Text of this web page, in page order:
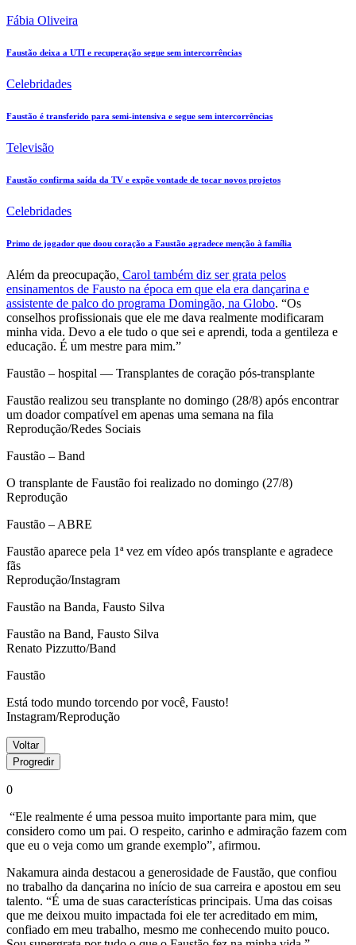
Fábia Oliveira
Faustão deixa a UTI e recuperação segue sem intercorrências
Celebridades
Faustão é transferido para semi-intensiva e segue sem intercorrências
Televisão
Faustão confirma saída da TV e expõe vontade de tocar novos projetos
Celebridades
Primo de jogador que doou coração a Faustão agradece menção à família
Além da preocupação, Carol também diz ser grata pelos
ensinamentos de Fausto na época em que ela era dançarina e
assistente de palco do programa Domingão, na Globo. “Os
conselhos profissionais que ele me dava realmente modificaram
minha vida. Devo a ele tudo o que sei e aprendi, toda a gentileza e
educação. É um mestre para mim.”
Faustão – hospital — Transplantes de coração pós-transplante
Faustão realizou seu transplante no domingo (28/8) após encontrar
um doador compatível em apenas uma semana na fila
Reprodução/Redes Sociais
Faustão – Band
O transplante de Faustão foi realizado no domingo (27/8)
Reprodução
Faustão – ABRE
Faustão aparece pela 1ª vez em vídeo após transplante e agradece
fãs
Reprodução/Instagram
Faustão na Banda, Fausto Silva
Faustão na Band, Fausto Silva
Renato Pizzutto/Band
Faustão
Está todo mundo torcendo por você, Fausto!
Instagram/Reprodução
Voltar
Progredir
0
“Ele realmente é uma pessoa muito importante para mim, que
considero como um pai. O respeito, carinho e admiração fazem com
que eu o veja como um grande exemplo”, afirmou.
Nakamura ainda destacou a generosidade de Faustão, que confiou
no trabalho da dançarina no início de sua carreira e apostou em seu
talento. “É uma de suas características principais. Uma das coisas
que me deixou muito impactada foi ele ter acreditado em mim,
confiado em meu trabalho, mesmo me conhecendo muito pouco.